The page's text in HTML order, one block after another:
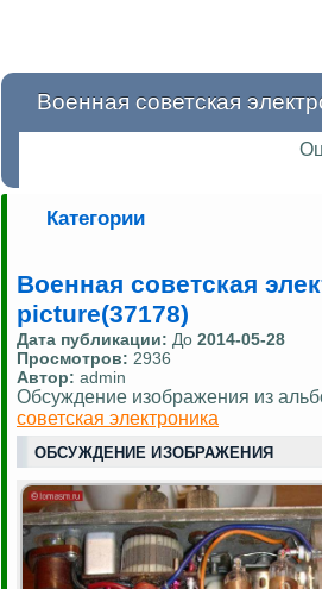
Военная советская
Категории
Военная советская
picture(37178)
Дата публикации: До 2014-05-28
Просмотров: 2936
Автор: admin
Обсуждение изображения из
советская электроника
ОБСУЖДЕНИЕ ИЗОБРАЖЕНИЯ